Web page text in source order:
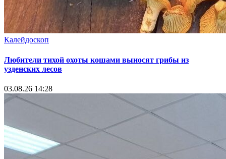
Калейдоскоп
Любители тихой охоты кошами выносят грибы из
узденских лесов
03.08.26 14:28